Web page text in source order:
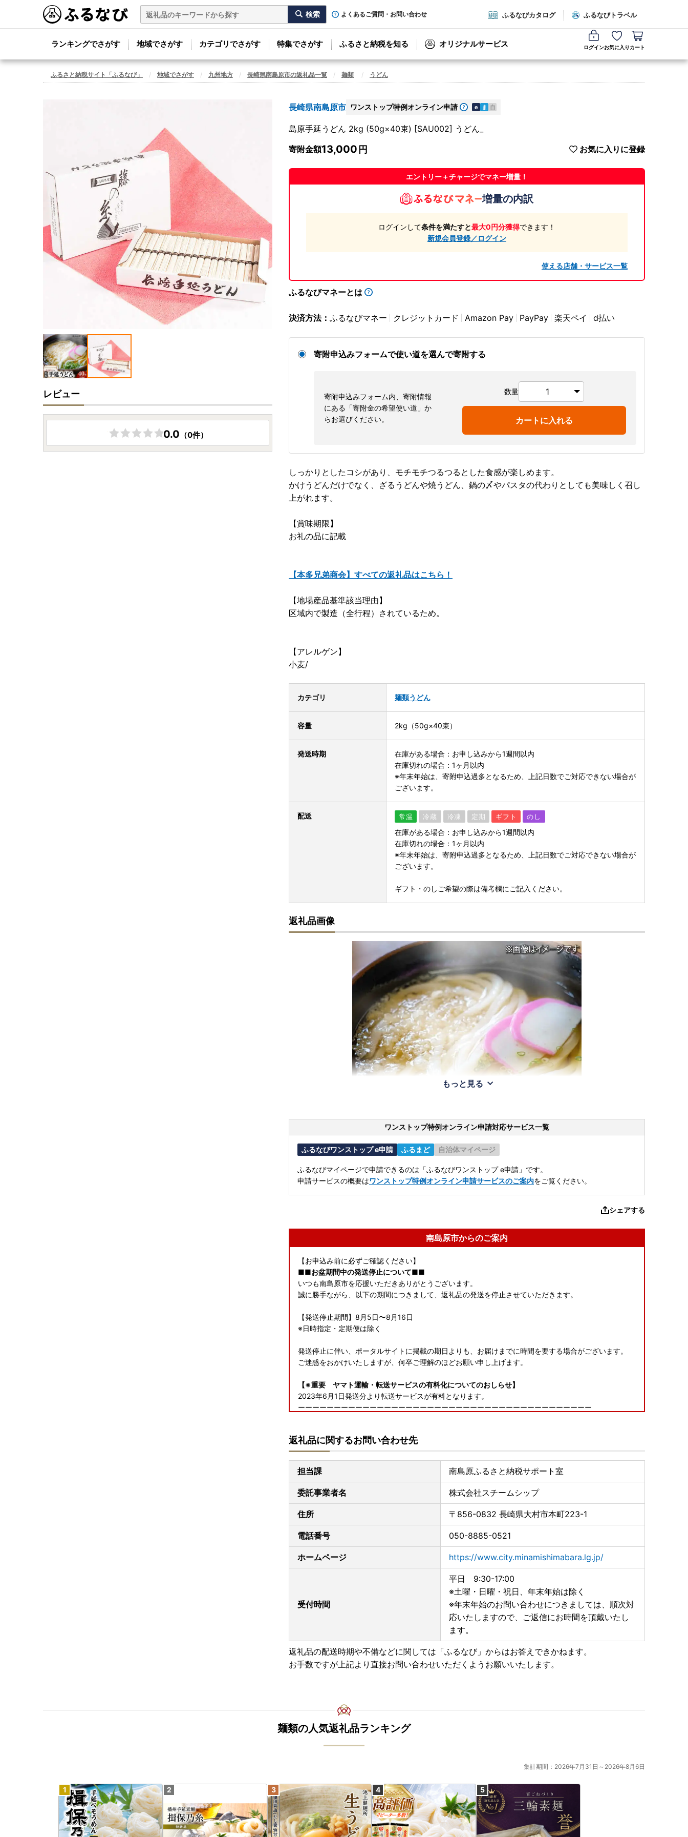
よくあるご質問・お問い合わせ ふるなびカタログ ふるなびトラベル
ランキングでさがす 地域でさがす カテゴリでさがす 特集でさがす ふるさと納税を知る オリジナルサービス ログインお気に入り カート
ふるさと納税サイト「ふるなび」 地域でさがす 九州地方 長崎県南島原市の返礼品一覧 麺類 うどん
長崎県南島原市 ワンストップ特例オンライン申請 e ま 自
島原手延うどん 2kg (50g×40束) [SAU002] うどん_
寄附金額13,000 お気に入りに登録
エントリー＋チャージでマネー増量！
増量の内訳
ログインして条件を満たすと最大0円分獲得できます！
新規会員登録／ログイン
使える店舗・サービス一覧
ふるなびマネーとは
決済方法： ふるなびマネー クレジットカード Amazon Pay PayPay 楽天ペイ d払い
寄附申込みフォームで使い道を選んで寄附する
寄附申込みフォーム内、寄附情報
にある「寄附金の希望使い道」か
らお選びください。
数量
カートに入れる
しっかりとしたコシがあり、モチモチつるつるとした食感が楽しめます。
かけうどんだけでなく、ざるうどんや焼うどん、鍋の〆やパスタの代わりとしても美味しく召し
上がれます。
【賞味期限】
お礼の品に記載
【本多兄弟商会】すべての返礼品はこちら！
【地場産品基準該当理由】
区域内で製造（全行程）されているため。
【アレルゲン】
小麦/
カテゴリ 麺類うどん
容量 2kg（50g×40束）
発送時期
在庫がある場合：お申し込みから1週間以内
在庫切れの場合：1ヶ月以内
※年末年始は、寄附申込過多となるため、上記日数でご対応できない場合が
ございます。
配送 常温 冷蔵 冷凍 定期 ギフト のし
在庫がある場合：お申し込みから1週間以内
在庫切れの場合：1ヶ月以内
※年末年始は、寄附申込過多となるため、上記日数でご対応できない場合が
ございます。
ギフト・のしご希望の際は備考欄にご記入ください。
返礼品画像
もっと見る
ワンストップ特例オンライン申請対応サービス一覧
ふるなびワンストップ e申請 ふるまど 自治体マイページ
ふるなびマイページで申請できるのは「ふるなびワンストップ e申請」です。
申請サービスの概要はワンストップ特例オンライン申請サービスのご案内をご覧ください。
シェアする
南島原市からのご案内
【お申込み前に必ずご確認ください】
■■お盆期間中の発送停止について■■
いつも南島原市を応援いただきありがとうございます。
誠に勝手ながら、以下の期間につきまして、返礼品の発送を停止させていただきます。
【発送停止期間】8月5日〜8月16日
※日時指定・定期便は除く
発送停止に伴い、ポータルサイトに掲載の期日よりも、お届けまでに時間を要する場合がございます。
ご迷惑をおかけいたしますが、何卒ご理解のほどお願い申し上げます。
【※重要 ヤマト運輸・転送サービスの有料化についてのおしらせ】
2023年6月1日発送分より転送サービスが有料となります。
ーーーーーーーーーーーーーーーーーーーーーーーーーーーーーーーーーーーーーーーーー
輸HPより抜粋
ーーーーーーーーーーーーーーーーーーーーーーーーーーーーーーーーーーーーーーーーー
お届け先が変更となる場合は、事前に当市へご連絡をお願いいたします。
※重要※返礼品とは別に、ご入金確認後2週間以内に発送いたします。
なお、ワンストップ特例申請書は、ご要望の寄附者様のみ同封いたします。
【ワンストップ特例申請アプリ『IAM＜アイアム＞』のお知らせ】
スマホのみでワンストップ特例申請を完結できるアプリ『IAM＜アイアム＞』と『ふるまど』をご利用い
ただくことで、スマホやパソコンで複数自治体の管理やワンストップ特例申請ができるようになりまし
【返礼品のお届けについて】
・返礼品につきましては、提供事業者より直接お届け致します。
なお、納期につきましては、返礼品によって異なりますので、商品ページをご確認ください。
（状況によっては、お申込み過多により掲載の配送期日よりお時間がかかる場合がございますので、予め
ご了承ください。）
発送が完了いたしましたら、メールにてお荷物の問い合わせ番号をお知らせいたします。
※お名前に旧字体または機種依存文字などが含まれている場合、当市からお送りするメールにおいて、シ
ステム上一部のメールソフトにて文字化けが発生する可能性がございます。
何卒ご了承ください。
お寄せいただいた個人情報は、寄附金の受付、入金及び返礼品発送に係る確認・連絡、各種お問い合わ
それ以外の目的で使用するものではありません。返礼品発送に関して、必要最低限の範囲において返礼品
取扱い事業者に通知します。
【南島原市で開催されるイベント情報】
返礼品に関するお問い合わせ先
担当課 南島原ふるさと納税サポート室
委託事業者名 株式会社スチームシップ
住所 〒856-0832 長崎県大村市本町223-1
電話番号 050-8885-0521
ホームページ https://www.city.minamishimabara.lg.jp/
受付時間
平日 9:30-17:00
※土曜・日曜・祝日、年末年始は除く
※年末年始のお問い合わせにつきましては、順次対
応いたしますので、ご返信にお時間を頂戴いたし
ます。
返礼品の配送時期や不備などに関しては「ふるなび」からはお答えできかねます。
お手数ですが上記より直接お問い合わせいただくようお願いいたします。
レビュー
0.0 （0件）
麺類の人気返礼品ランキング
集計期間：2026年7月31日～2026年8月6日